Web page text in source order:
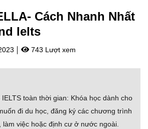
Cách Nhanh Nhất
Ielts
743 Lượt xem
toàn thời gian: Khóa học dành cho
đi du học, đăng ký các chương trình
làm việc hoặc định cư ở nước ngoài.